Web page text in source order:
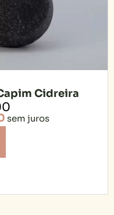
Cidreira
sem juros